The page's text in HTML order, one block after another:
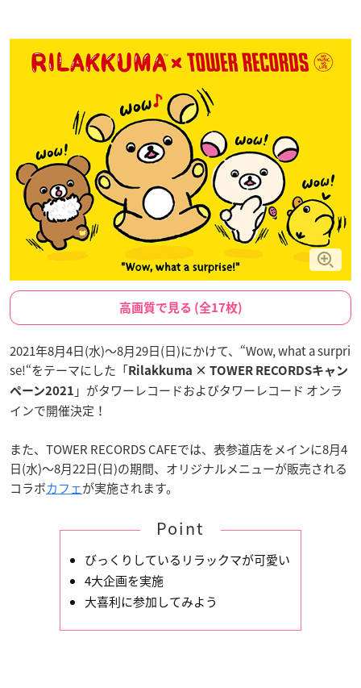
高画質で見る (全17枚)
2021年8月4日(水)〜8月29日(日)にかけて、“Wow, what a surpri
se!“をテーマにした「 Rilakkuma × TOWER RECORDSキャン
ペーン2021 」がタワーレコードおよびタワーレコード オンラ
インで開催決定！
また、TOWER RECORDS CAFEでは、表参道店をメインに8月4
日(水)〜8月22日(日)の期間、オリジナルメニューが販売される
コラボカフェが実施されます。
Point
びっくりしているリラックマが可愛い
4大企画を実施
大喜利に参加してみよう